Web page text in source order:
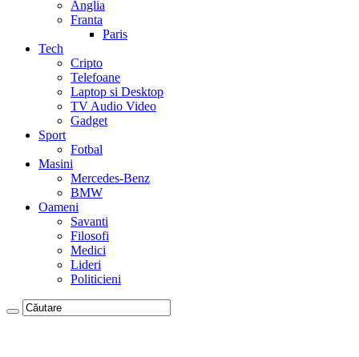
Anglia
Franta
Paris
Tech
Cripto
Telefoane
Laptop si Desktop
TV Audio Video
Gadget
Sport
Fotbal
Masini
Mercedes-Benz
BMW
Oameni
Savanti
Filosofi
Medici
Lideri
Politicieni